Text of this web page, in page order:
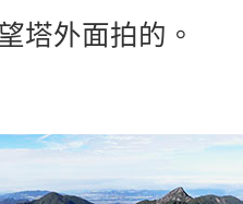
塔外面拍的。